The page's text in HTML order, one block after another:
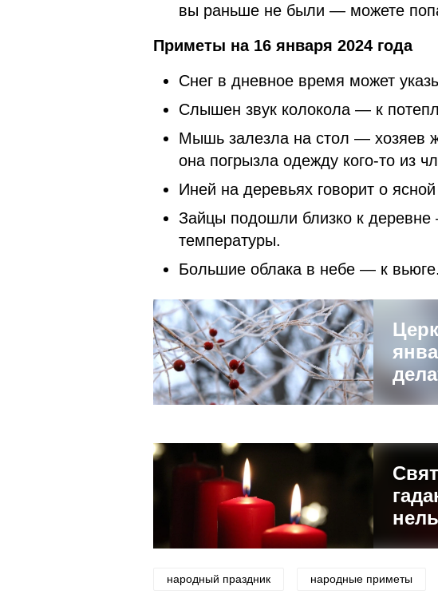
вы раньше не были — можете
Приметы на 16 января 2024 года
Снег в дневное время может
Слышен звук колокола — к
Мышь залезла на стол — хозяев
она погрызла одежду кого-то из
Иней на деревьях говорит о
Зайцы подошли близко к
температуры.
Большие облака в небе — к вьюге.
народный праздник народные приметы